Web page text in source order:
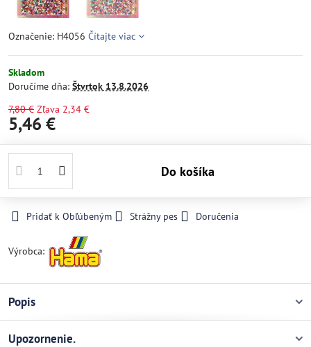
Označenie: H4056 Čítajte viac
Skladom
Doručíme dňa: Štvrtok 13.8.2026
7,80 € Zľava 2,34 €
5,46 €
Do košíka
Pridať k Obľúbeným Strážny pes Doručenia
Výrobca:
Popis
Upozornenie.